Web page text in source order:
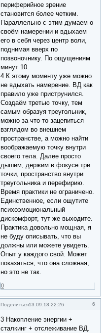
периферийное зрение
становится более четким.
Параллельно с этим думаем о
своём намерении и вдыхаем
его в себя через центр воли,
поднимая вверх по
позвоночнику. По ощущениям
минут 10.
4 К этому моменту уже можно
не вдыхать намерение. ВД как
правило уже приструнился.
Создаём третью точку, тем
самым образуя треугольник,
можно за что-то зацепиться
взглядом во внешнем
пространстве, а можно найти
воображаемую точку внутри
своего тела. Далее просто
дышим, держим в фокусе три
точки, пространство внутри
треугольника и перефирию.
Время практики не ограничено.
Единственное, если ощутите
психоэмоциональный
дискомфорт, тут же выходите.
Практика довольно мощная, я
не буду описывать, что вы
должны или можете увидеть.
Опыт у каждого свой. Может
показаться, что она сложная,
но это не так.
0
Поделиться 6
13.09.18 22:26
3 Накопление энергии +
сталкинг + отслеживание ВД.